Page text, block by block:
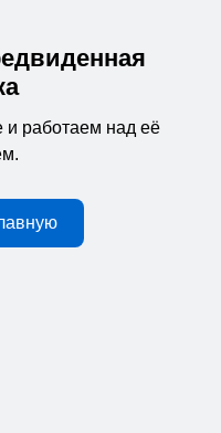
работаем над её